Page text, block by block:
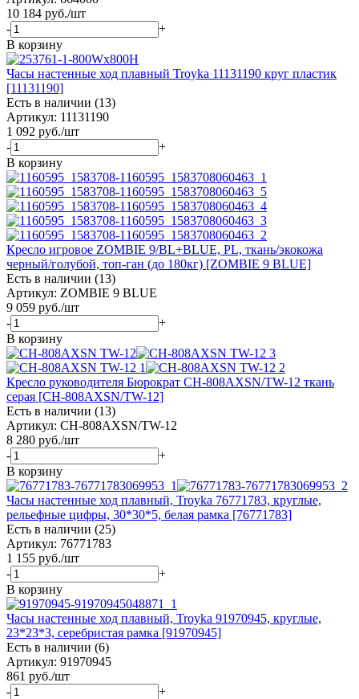
10 184 руб./шт
-
+
В корзину
Часы настенные ход плавный Troyka 11131190 круг пластик
[11131190]
Есть в наличии (13)
Артикул: 11131190
1 092 руб./шт
-
+
В корзину
Кресло игровое ZOMBIE 9/BL+BLUE, PL, ткань/экокожа
черный/голубой, топ-ган (до 180кг) [ZOMBIE 9 BLUE]
Есть в наличии (13)
Артикул: ZOMBIE 9 BLUE
9 059 руб./шт
-
+
В корзину
Кресло руководителя Бюрократ CH-808AXSN/TW-12 ткань
серая [CH-808AXSN/TW-12]
Есть в наличии (13)
Артикул: CH-808AXSN/TW-12
8 280 руб./шт
-
+
В корзину
Часы настенные ход плавный, Troyka 76771783, круглые,
рельефные цифры, 30*30*5, белая рамка [76771783]
Есть в наличии (25)
Артикул: 76771783
1 155 руб./шт
-
+
В корзину
Часы настенные ход плавный, Troyka 91970945, круглые,
23*23*3, серебристая рамка [91970945]
Есть в наличии (6)
Артикул: 91970945
861 руб./шт
-
+